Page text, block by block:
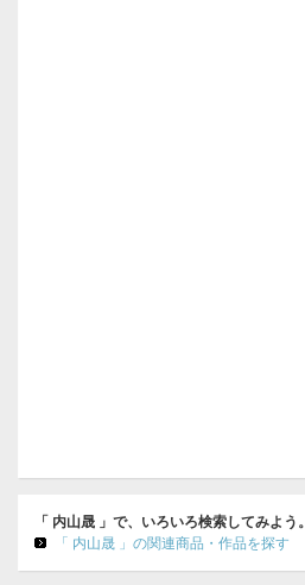
「 内山晟 」で、いろいろ検索してみよう。
「 内山晟 」の関連商品・作品を探す